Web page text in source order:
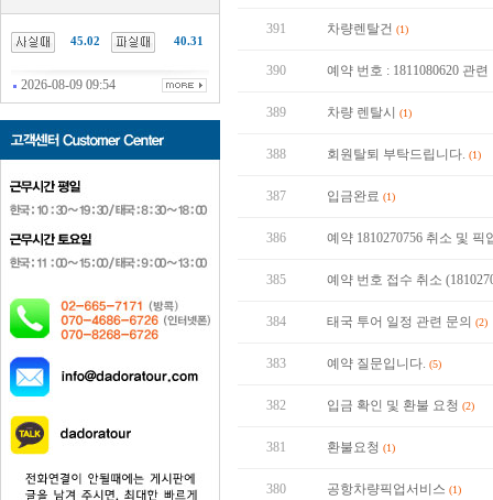
45.02 40.31
2026-08-09 09:54
391 차량렌탈건 (1)
390 예약 번호 : 1811080620 관
389 차량 렌탈시 (1)
388 회원탈퇴 부탁드립니다. (1)
387 입금완료 (1)
386 예약 1810270756 취소 및 픽
385 예약 번호 접수 취소
384 태국 투어 일정 관련 문의 (2)
383 예약 질문입니다. (5)
382 입금 확인 및 환불 요청 (2)
381 환불요청 (1)
380 공항차량픽업서비스 (1)